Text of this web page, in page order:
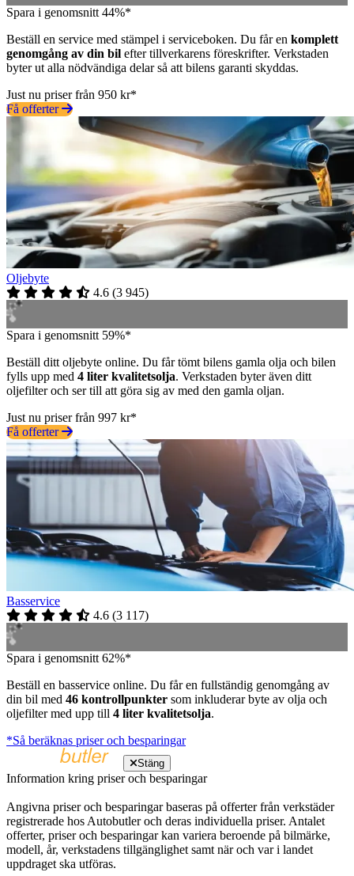
Spara i genomsnitt 44%*
Beställ en service med stämpel i serviceboken. Du får en komplett
genomgång av din bil efter tillverkarens föreskrifter. Verkstaden
byter ut alla nödvändiga delar så att bilens garanti skyddas.
Just nu priser från 950 kr*
Få offerter
Oljebyte
4.6 (3 945)
Spara i genomsnitt 59%*
Beställ ditt oljebyte online. Du får tömt bilens gamla olja och bilen
fylls upp med 4 liter kvalitetsolja. Verkstaden byter även ditt
oljefilter och ser till att göra sig av med den gamla oljan.
Just nu priser från 997 kr*
Få offerter
Basservice
4.6 (3 117)
Spara i genomsnitt 62%*
Beställ en basservice online. Du får en fullständig genomgång av
din bil med 46 kontrollpunkter som inkluderar byte av olja och
oljefilter med upp till 4 liter kvalitetsolja.
*Så beräknas priser och besparingar
Stäng
Information kring priser och besparingar
Angivna priser och besparingar baseras på offerter från verkstäder
registrerade hos Autobutler och deras individuella priser. Antalet
offerter, priser och besparingar kan variera beroende på bilmärke,
modell, år, verkstadens tillgänglighet samt när och var i landet
uppdraget ska utföras.